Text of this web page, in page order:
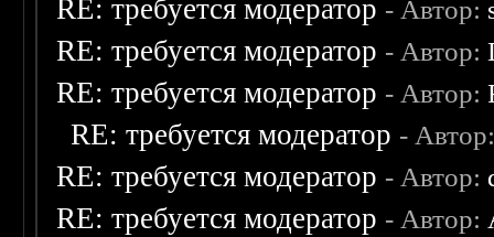
RE: требуется модератор - Автор:
RE: требуется модератор - Автор:
RE: требуется модератор - Автор:
RE: требуется модератор -
RE: требуется модератор - Автор:
RE: требуется модератор - Автор: